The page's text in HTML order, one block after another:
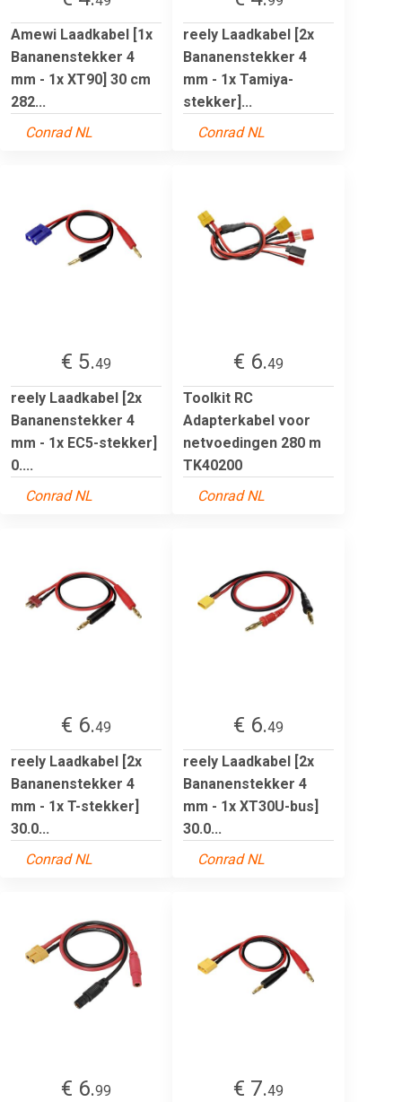
Amewi Laadkabel [1x
Bananenstekker 4
mm - 1x XT90] 30 cm
282...
Conrad NL
reely Laadkabel [2x
Bananenstekker 4
mm - 1x Tamiya-
stekker]...
Conrad NL
€ 5.49
reely Laadkabel [2x
Bananenstekker 4
mm - 1x EC5-stekker]
0....
Conrad NL
€ 6.49
Toolkit RC
Adapterkabel voor
netvoedingen 280 m
TK40200
Conrad NL
€ 6.49
reely Laadkabel [2x
Bananenstekker 4
mm - 1x T-stekker]
30.0...
Conrad NL
€ 6.49
reely Laadkabel [2x
Bananenstekker 4
mm - 1x XT30U-bus]
30.0...
Conrad NL
€ 6.99
€ 7.49